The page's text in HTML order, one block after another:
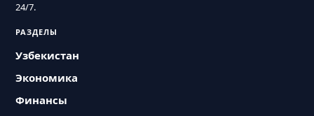
24/7.
РАЗДЕЛЫ
Узбекистан
Экономика
Финансы